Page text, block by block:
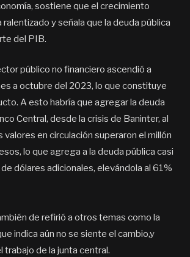
sostiene que el crecimiento
y señala que la deuda pública
del PIB.
público no financiero ascendió a
a octubre del 2023, lo que constituye
A esto habría que agregar la deuda
Central, desde la crisis de Baninter, al
valores en circulación superaron el millón
lo que agrega a la deuda pública casi
dólares adicionales, elevándola al 61%
de refirió a otros temas como la
indica aún no se siente el cambio,y
trabajo de la junta central.